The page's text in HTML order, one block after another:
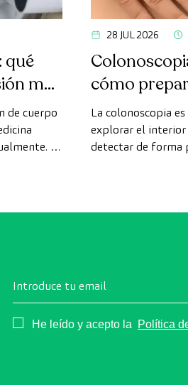
qué
más
de cuerpo
A
el
28 JUL 2026
cómo
La colonoscopia
explorar el interior
detectar de forma
Introduce tu email
Consentimiento
He leído y acepto la Política